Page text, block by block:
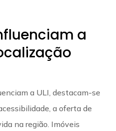
a
a ULI, destacam-se
a oferta de
na região. Imóveis